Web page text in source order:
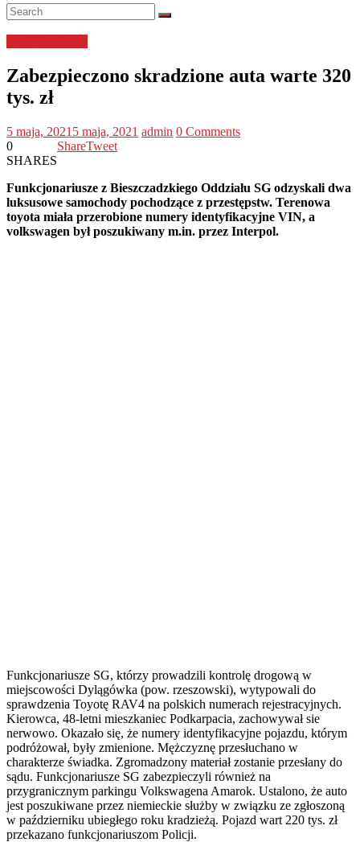
Zabezpieczono skradzione auta warte 320
tys. zł
5 maja, 2021 5 maja, 2021 admin 0 Comments
0
SHARES
ShareTweet
Funkcjonariusze z Bieszczadzkiego Oddziału SG odzyskali dwa
luksusowe samochody pochodzące z przestępstw. Terenowa
toyota miała przerobione numery identyfikacyjne VIN, a
volkswagen był poszukiwany m.in. przez Interpol.
Funkcjonariusze SG, którzy prowadzili kontrolę drogową w
miejscowości Dylągówka (pow. rzeszowski), wytypowali do
sprawdzenia Toyotę RAV4 na polskich numerach rejestracyjnych.
Kierowca, 48-letni mieszkaniec Podkarpacia, zachowywał sie
nerwowo. Okazało się, że numery identyfikacyjne pojazdu, którym
podróżował, były zmienione. Mężczyznę przesłuchano w
charakterze świadka. Zgromadzony materiał zostanie przesłany do
sądu. Funkcjonariusze SG zabezpieczyli również na
przygranicznym parkingu Volkswagena Amarok. Ustalono, że auto
jest poszukiwane przez niemieckie służby w związku ze zgłoszoną
w październiku ubiegłego roku kradzieżą. Pojazd wart 220 tys. zł
przekazano funkcjonariuszom Policji.